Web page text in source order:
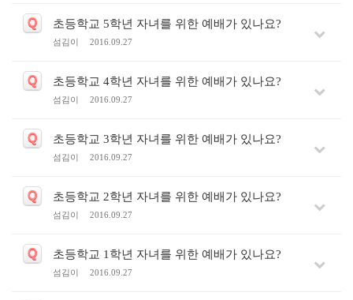
Q 초등학교 5학년 자녀를 위한 예배가 있나요?
섬김이 2016.09.27
Q 초등학교 4학년 자녀를 위한 예배가 있나요?
섬김이 2016.09.27
Q 초등학교 3학년 자녀를 위한 예배가 있나요?
섬김이 2016.09.27
Q 초등학교 2학년 자녀를 위한 예배가 있나요?
섬김이 2016.09.27
Q 초등학교 1학년 자녀를 위한 예배가 있나요?
섬김이 2016.09.27